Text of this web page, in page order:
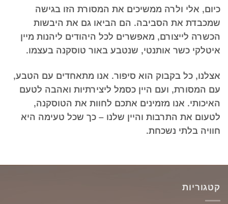
כיום, אלי ולרה ממשיכים את המסורת הזו בגישה
שמכבדת את הסביבה. הם הביאו גם את היבשות
הכשרה לייצורם, מאפשרים לכל היהודים ליהנות מיין
איטלקי כשר אותנטי, שנטבע באור טוסקנה בעצמו.
אצלנו, כל בקבוק הוא סיפור. אנו מתאחדים עם הטבע,
עם המסורת, ועם היין כסמל ליצירתיות ואהבה לטעם
האיכותי. אנו מזמינים אתכם לחוות את הטוסקנה,
לטעום את התרבות והיין שלנו – כך שכל טעימה היא
חוויה בלתי נשכחת.
קטגוריות